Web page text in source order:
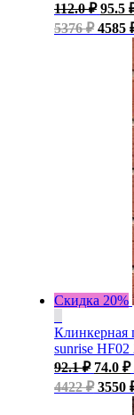
112.0₽ 95.5
5376 ₽4585
Скидка 20%
Клинкерная
sunrise
92.1₽ 74.0 ₽
4422 ₽3550